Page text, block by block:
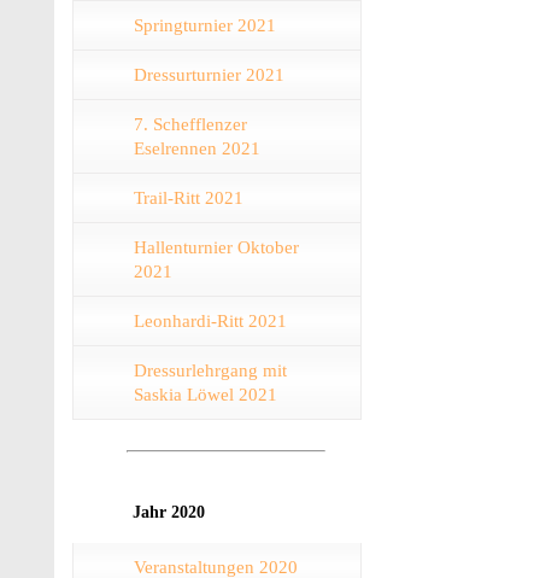
Springturnier 2021
Dressurturnier 2021
7. Schefflenzer
Eselrennen 2021
Trail-Ritt 2021
Hallenturnier Oktober
2021
Leonhardi-Ritt 2021
Dressurlehrgang mit
Saskia Löwel 2021
Jahr 2020
Veranstaltungen 2020